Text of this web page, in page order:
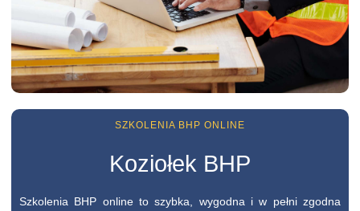
SZKOLENIA BHP ONLINE
Koziołek BHP
Szkolenia BHP online to szybka, wygodna i w pełni zgodna